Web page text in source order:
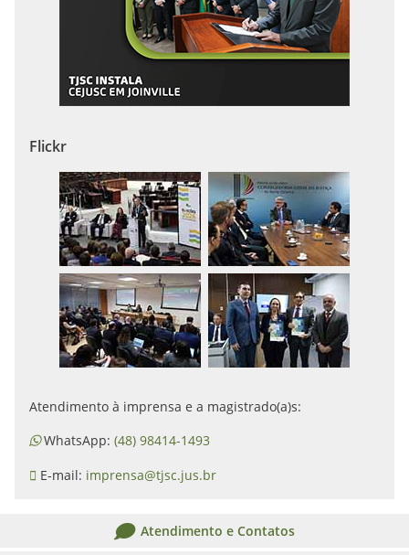
Flickr
Atendimento à imprensa e a magistrado(a)s:
WhatsApp: (48) 98414-1493
E-mail: imprensa@tjsc.jus.br
Atendimento e Contatos